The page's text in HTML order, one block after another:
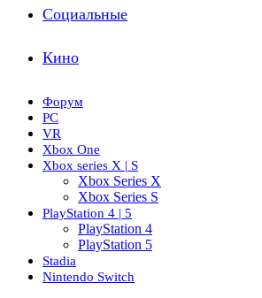
Социальные
Кино
Форум
PC
VR
Xbox One
Xbox series X | S
Xbox Series X
Xbox Series S
PlayStation 4 | 5
PlayStation 4
PlayStation 5
Stadia
Nintendo Switch